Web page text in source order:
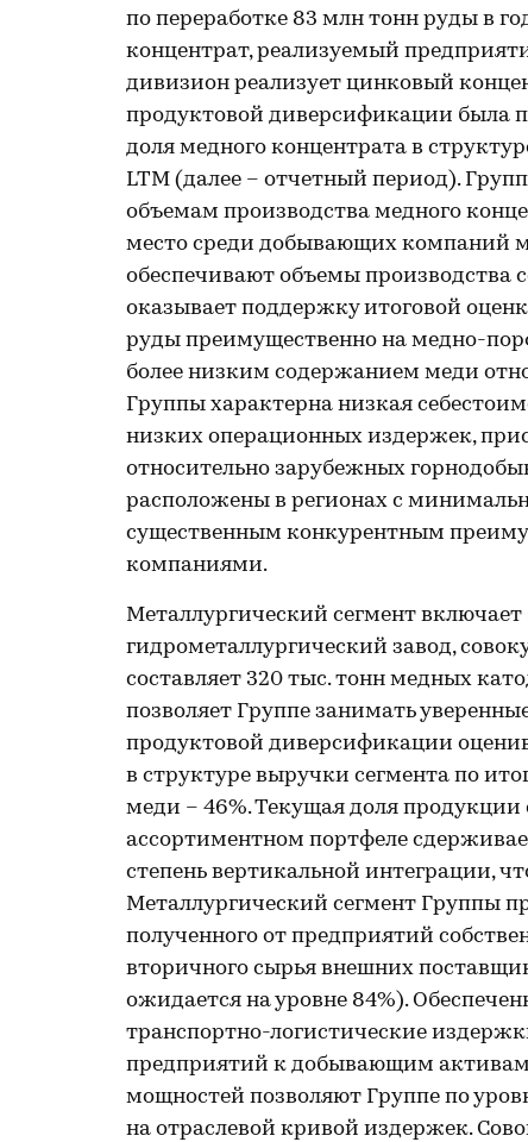
по переработке 83 млн тонн руды в
концентрат, реализуемый
дивизион реализует цинковый
продуктовой диверсификации была
доля медного концентрата в
LTM (далее – отчетный период).
объемам производства медного
место среди добывающих компаний
обеспечивают объемы производства
оказывает поддержку итоговой
руды преимущественно на медно-
более низким содержанием меди
Группы характерна низкая
низких операционных издержек,
относительно зарубежных
расположены в регионах с
существенным конкурентным
компаниями.
Металлургический сегмент
гидрометаллургический завод,
составляет 320 тыс. тонн медных
позволяет Группе занимать
продуктовой диверсификации
в структуре выручки сегмента по
меди – 46%. Текущая доля
ассортиментном портфеле
степень вертикальной интеграции,
Металлургический сегмент Группы
полученного от предприятий
вторичного сырья внешних
ожидается на уровне 84%).
транспортно-логистические
предприятий к добывающим активам,
мощностей позволяют Группе по
на отраслевой кривой издержек.